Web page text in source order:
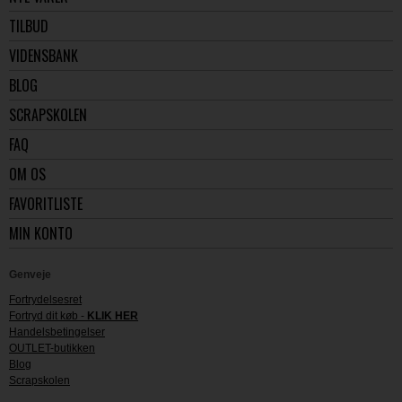
TILBUD
VIDENSBANK
BLOG
SCRAPSKOLEN
FAQ
OM OS
FAVORITLISTE
MIN KONTO
Genveje
Fortrydelsesret
Fortryd dit køb - KLIK HER
Handelsbetingelser
OUTLET-butikken
Blog
Scrapskolen